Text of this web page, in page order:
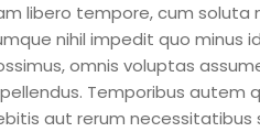
libero tempore, cum soluta
nihil impedit quo minus
omnis voluptas
Temporibus autem
aut rerum